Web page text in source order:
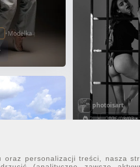
•Modelka
photoisart
2 • 2026/08/03 •
oraz personalizacji treści, nasza